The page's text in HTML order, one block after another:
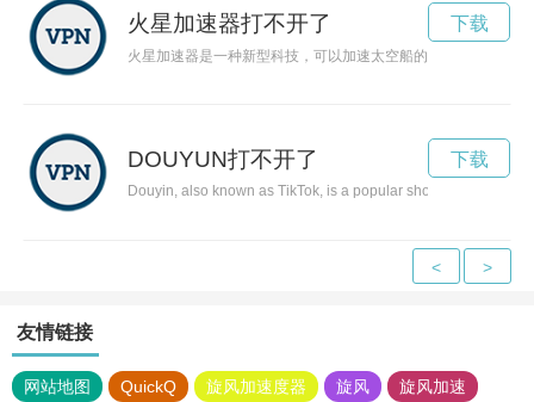
火星加速器打不开了
火星加速器是一种新型科技，可以加速太空船的速度，使其能
下载
DOUYUN打不开了
Douyin, also known as TikTok, is a popular short video
下载
< >
友情链接
网站地图 QuickQ 旋风加速度器 旋风 旋风加速